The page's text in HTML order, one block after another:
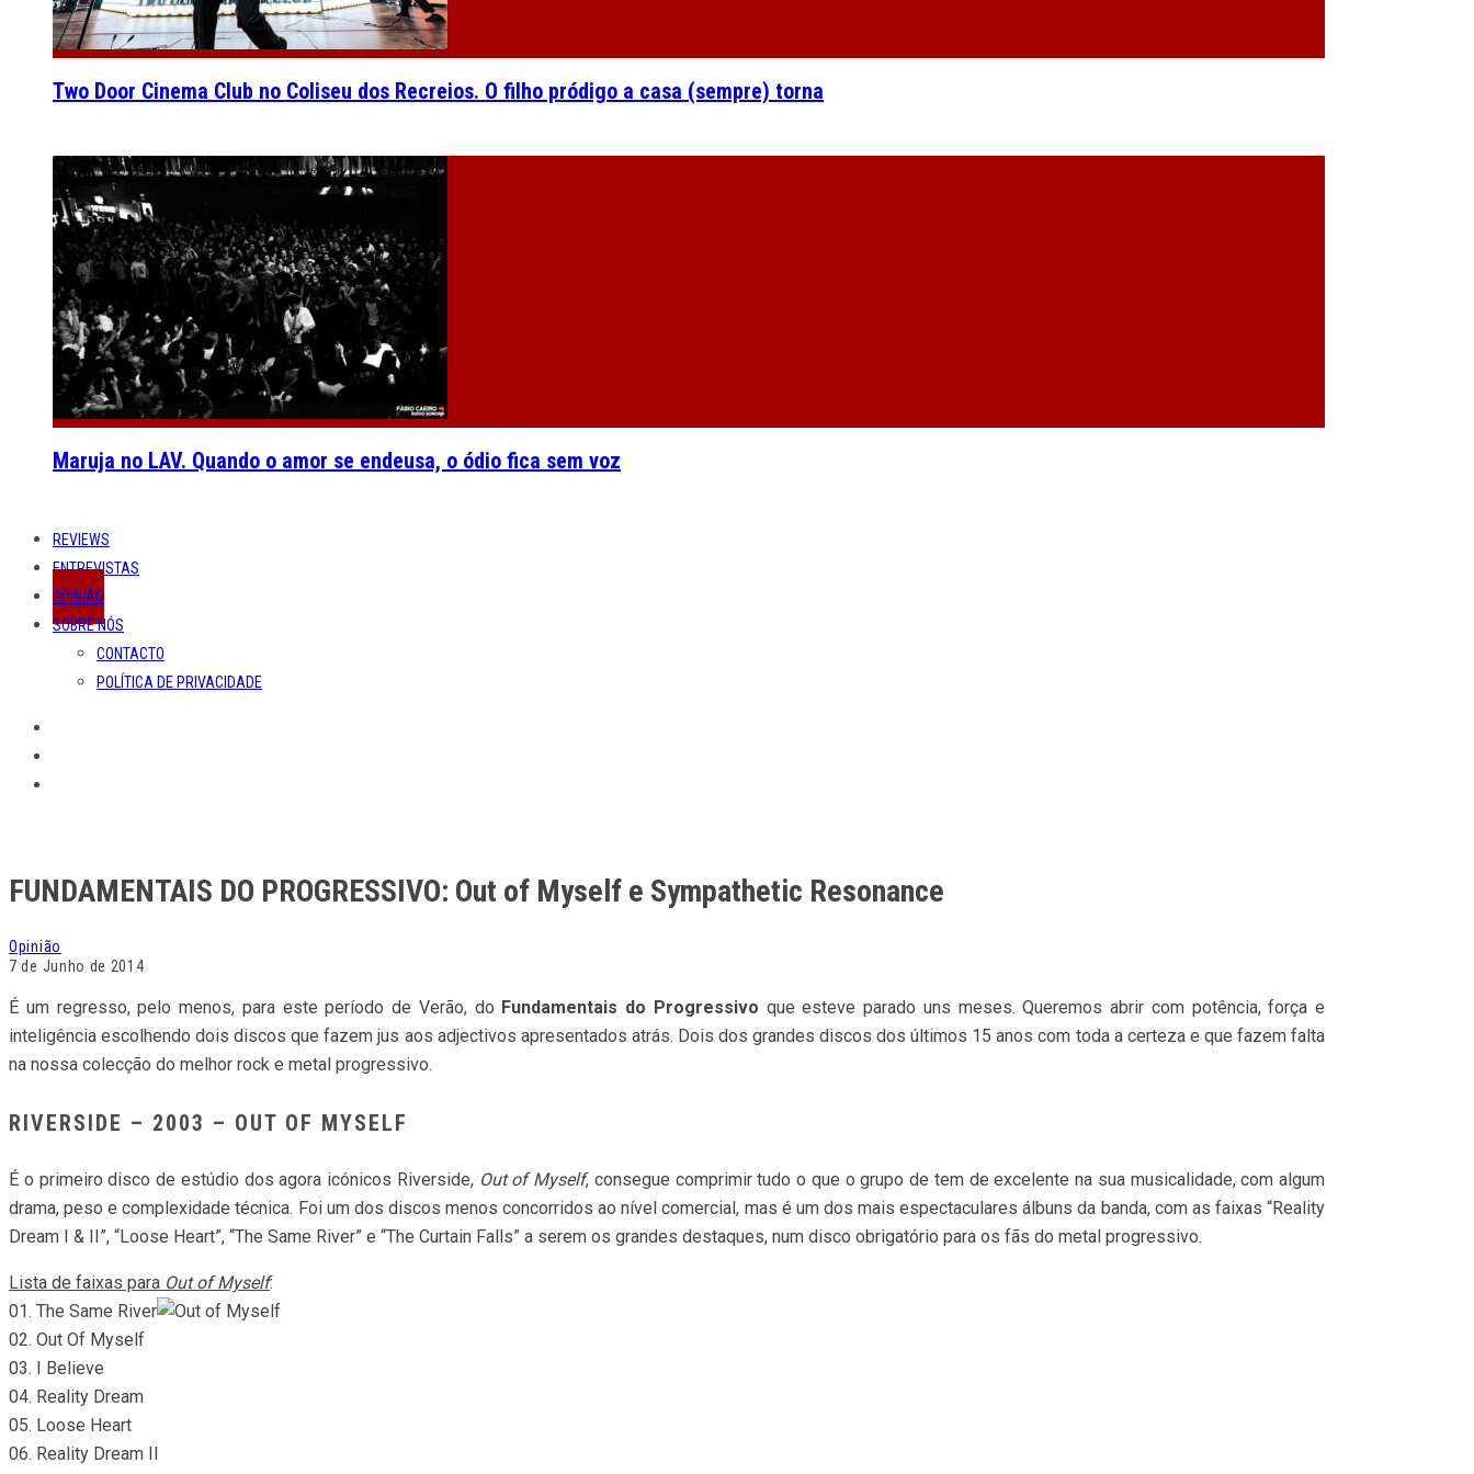
Two Door Cinema Club no Coliseu dos Recreios. O filho pródigo a casa (sempre) torna
Maruja no LAV. Quando o amor se endeusa, o ódio fica sem voz
REVIEWS
ENTREVISTAS
OPINIÃO
SOBRE NÓS
CONTACTO
POLÍTICA DE PRIVACIDADE
FUNDAMENTAIS DO PROGRESSIVO: Out of Myself e Sympathetic Resonance
Opinião
7 de Junho de 2014
É um regresso, pelo menos, para este período de Verão, do Fundamentais do Progressivo que esteve parado uns meses. Queremos abrir com potência, força e
inteligência escolhendo dois discos que fazem jus aos adjectivos apresentados atrás. Dois dos grandes discos dos últimos 15 anos com toda a certeza e que fazem falta
na nossa colecção do melhor rock e metal progressivo.
RIVERSIDE – 2003 – OUT OF MYSELF
É o primeiro disco de estúdio dos agora icónicos Riverside, Out of Myself, consegue comprimir tudo o que o grupo de tem de excelente na sua musicalidade, com algum
drama, peso e complexidade técnica. Foi um dos discos menos concorridos ao nível comercial, mas é um dos mais espectaculares álbuns da banda, com as faixas “Reality
Dream I & II”, “Loose Heart”, “The Same River” e “The Curtain Falls” a serem os grandes destaques, num disco obrigatório para os fãs do metal progressivo.
Lista de faixas para Out of Myself:
01. The Same River
02. Out Of Myself
03. I Believe
04. Reality Dream
05. Loose Heart
06. Reality Dream II